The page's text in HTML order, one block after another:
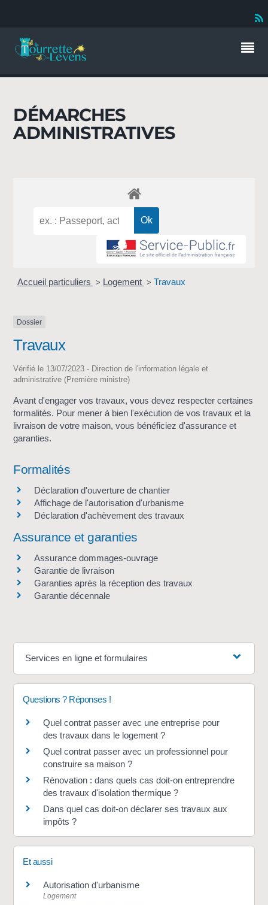
DÉMARCHES
ADMINISTRATIVES
Accueil particuliers > Logement > Travaux
Dossier
Travaux
Vérifié le 13/07/2023 - Direction de l'information légale et
administrative (Première ministre)
Avant d'engager vos travaux, vous devez respecter certaines
formalités. Pour mener à bien l'exécution de vos travaux et la
livraison de votre maison, vous bénéficiez d'assurance et
garanties.
Formalités
Déclaration d'ouverture de chantier
Affichage de l'autorisation d'urbanisme
Déclaration d'achèvement des travaux
Assurance et garanties
Assurance dommages-ouvrage
Garantie de livraison
Garanties après la réception des travaux
Garantie décennale
Services en ligne et formulaires
Questions ? Réponses !
Quel contrat passer avec une entreprise pour
des travaux dans le logement ?
Quel contrat passer avec un professionnel pour
construire sa maison ?
Rénovation : dans quels cas doit-on entreprendre
des travaux d'isolation thermique ?
Dans quel cas doit-on déclarer ses travaux aux
impôts ?
Et aussi
Autorisation d'urbanisme
Logement